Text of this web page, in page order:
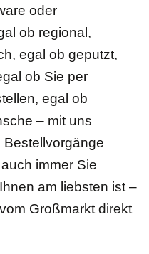
oder
ob regional,
egal ob geputzt,
ob Sie per
egal ob
– mit uns
immer Sie
am liebsten ist –
Großmarkt direkt